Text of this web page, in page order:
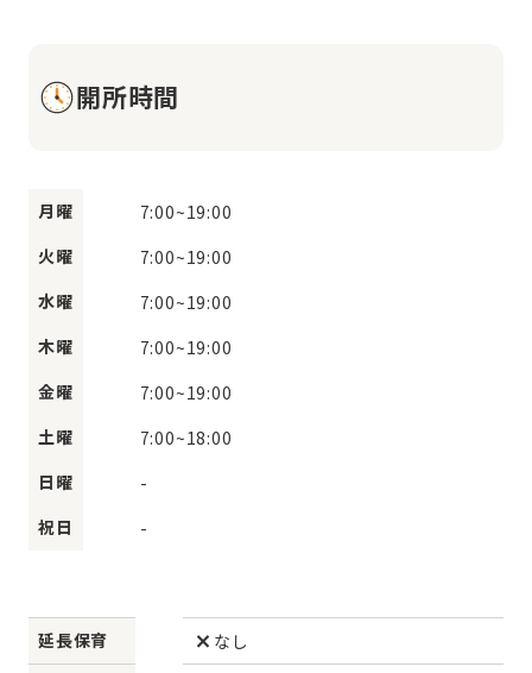
開所時間
月曜 7:00~19:00
火曜
7:00~19:00
水曜
7:00~19:00
木曜
7:00~19:00
金曜
7:00~19:00
土曜
7:00~18:00
日曜
-
祝日
-
延長保育
なし